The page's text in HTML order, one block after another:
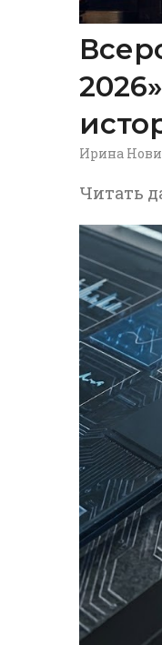
Ирина
Читать